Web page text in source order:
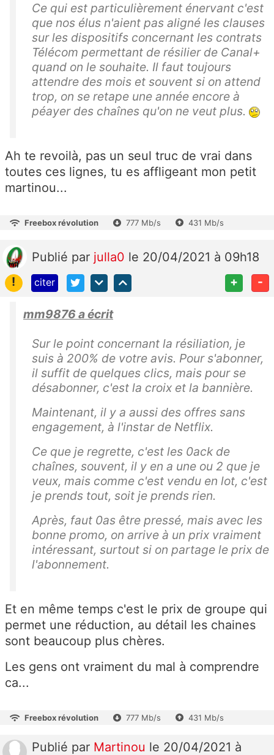
Ce qui est particulièrement énervant c'est
que nos élus n'aient pas aligné les clauses
sur les dispositifs concernant les contrats
Télécom permettant de résilier de Canal+
quand on le souhaite. Il faut toujours
attendre des mois et souvent si on attend
trop, on se retape une année encore à
péayer des chaînes qu'on ne veut plus.
Ah te revoilà, pas un seul truc de vrai dans
toutes ces lignes, tu es affligeant mon petit
martinou...
Freebox révolution 777 Mb/s 431 Mb/s
Publié par julla0 le 20/04/2021 à 09h18
!
citer + -
mm9876 a écrit
Sur le point concernant la résiliation, je
suis à 200% de votre avis. Pour s'abonner,
il suffit de quelques clics, mais pour se
désabonner, c'est la croix et la bannière.
Maintenant, il y a aussi des offres sans
engagement, à l'instar de Netflix.
Ce que je regrette, c'est les 0ack de
chaînes, souvent, il y en a une ou 2 que je
veux, mais comme c'est vendu en lot, c'est
je prends tout, soit je prends rien.
Après, faut 0as être pressé, mais avec les
bonne promo, on arrive à un prix vraiment
intéressant, surtout si on partage le prix de
l'abonnement.
Et en même temps c'est le prix de groupe qui
permet une réduction, au détail les chaines
sont beaucoup plus chères.
Les gens ont vraiment du mal à comprendre
ca...
Freebox révolution 777 Mb/s 431 Mb/s
Publié par Martinou le 20/04/2021 à